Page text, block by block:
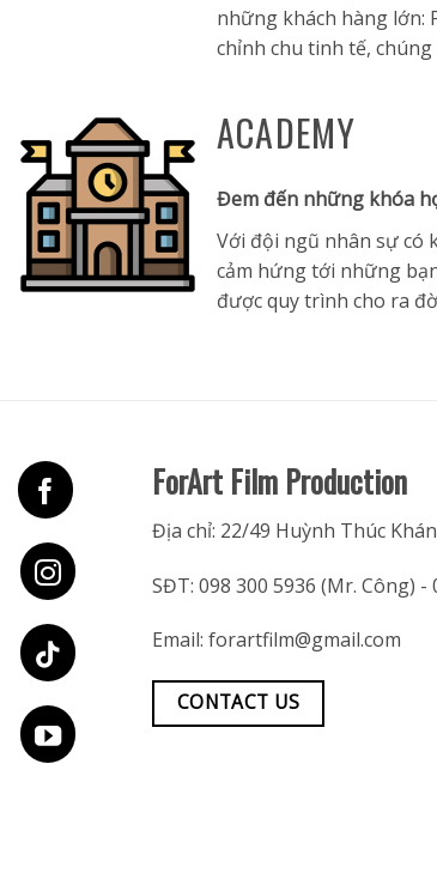
những khách hàng lớn:
chỉnh chu tinh tế,
ACADEMY
Đem đến những khóa
Với đội ngũ nhân sự có
cảm hứng tới những
được quy trình cho ra
ForArt Film Production
Địa chỉ: 22/49 Huỳnh Thúc
SĐT: 098 300 5936 (Mr. Công) -
Email: forartfilm@gmail.com
CONTACT US